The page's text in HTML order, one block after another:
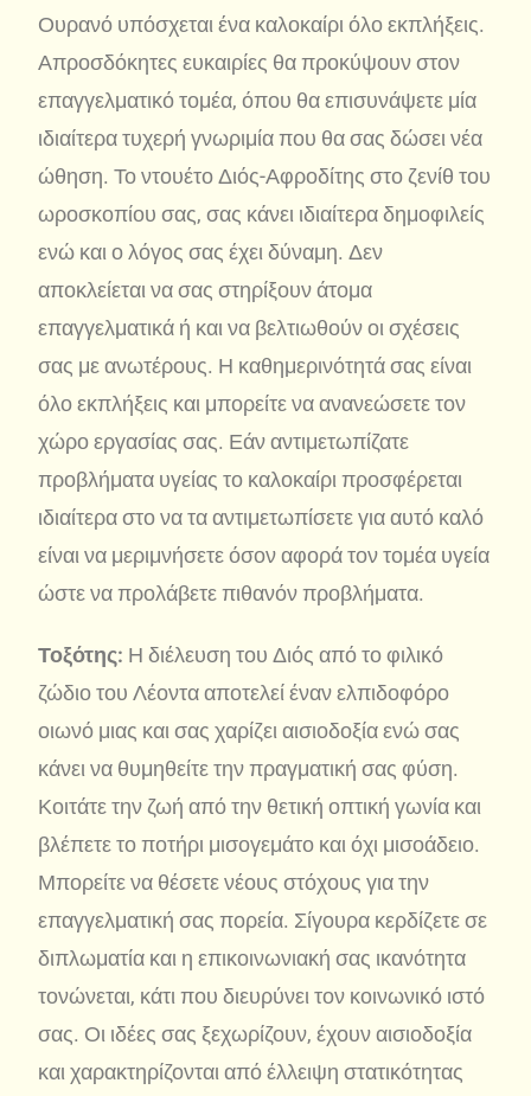
Ουρανό υπόσχεται ένα καλοκαίρι όλο εκπλήξεις.
Απροσδόκητες ευκαιρίες θα προκύψουν στον
επαγγελματικό τομέα, όπου θα επισυνάψετε μία
ιδιαίτερα τυχερή γνωριμία που θα σας δώσει νέα
ώθηση. Το ντουέτο Διός-Αφροδίτης στο ζενίθ του
ωροσκοπίου σας, σας κάνει ιδιαίτερα δημοφιλείς
ενώ και ο λόγος σας έχει δύναμη. Δεν
αποκλείεται να σας στηρίξουν άτομα
επαγγελματικά ή και να βελτιωθούν οι σχέσεις
σας με ανωτέρους. Η καθημερινότητά σας είναι
όλο εκπλήξεις και μπορείτε να ανανεώσετε τον
χώρο εργασίας σας. Εάν αντιμετωπίζατε
προβλήματα υγείας το καλοκαίρι προσφέρεται
ιδιαίτερα στο να τα αντιμετωπίσετε για αυτό καλό
είναι να μεριμνήσετε όσον αφορά τον τομέα υγεία
ώστε να προλάβετε πιθανόν προβλήματα.
Τοξότης: Η διέλευση του Διός από το φιλικό
ζώδιο του Λέοντα αποτελεί έναν ελπιδοφόρο
οιωνό μιας και σας χαρίζει αισιοδοξία ενώ σας
κάνει να θυμηθείτε την πραγματική σας φύση.
Κοιτάτε την ζωή από την θετική οπτική γωνία και
βλέπετε το ποτήρι μισογεμάτο και όχι μισοάδειο.
Μπορείτε να θέσετε νέους στόχους για την
επαγγελματική σας πορεία. Σίγουρα κερδίζετε σε
διπλωματία και η επικοινωνιακή σας ικανότητα
τονώνεται, κάτι που διευρύνει τον κοινωνικό ιστό
σας. Οι ιδέες σας ξεχωρίζουν, έχουν αισιοδοξία
και χαρακτηρίζονται από έλλειψη στατικότητας